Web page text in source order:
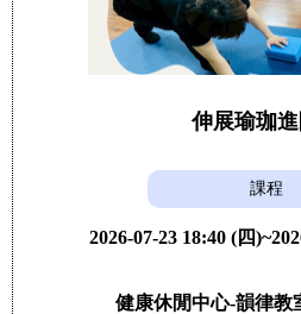
伸展瑜珈
課程
2026-07-23 18:40 (四
健康休閒中心-韻律教